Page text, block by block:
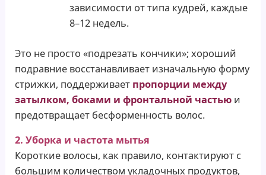
зависимости от типа кудрей, каждые
8–12 недель.
Это не просто «подрезать кончики»; хороший
подравние восстанавливает изначальную форму
стрижки, поддерживает пропорции между
затылком, боками и фронтальной частью и
предотвращает бесформенность волос.
2. Уборка и частота мытья
Короткие волосы, как правило, контактируют с
большим количеством укладочных продуктов,